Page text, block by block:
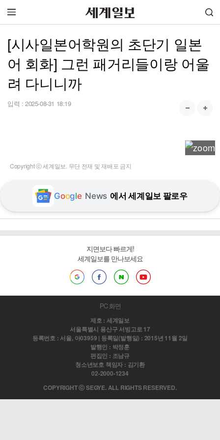
[시사일본어학원의 초단기 일본
어 회화] 그런 패거리들이랑 어울
려 다니니까
입력 : 2025-08-31 18:19
Copyright ⓒ 세계일보. 무단 전재 및 재배포 금지
Google News 에서 세계일보 팔로우
지면보다 빠르게!
세계일보를 만나보세요
PC 화면
제호 : 세계일보
서울특별시 용산구 서빙고로 17
등록번호 : 서울, 아03959 | 등록일(발행일) : 2015년 11월 2일
발행인 : 박정훈
편집인 : 조남규
청소년보호 책임자 : 김기환
02-2000-1234
COPYRIGHT ⓒ SEGYE. ALL RIGHTS RESERVED.